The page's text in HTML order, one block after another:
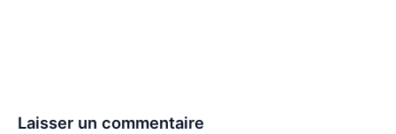
Laisser un commentaire